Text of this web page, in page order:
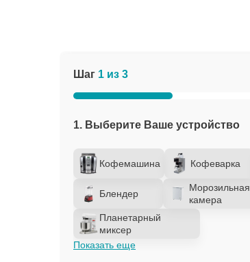
Шаг 1 из 3
1. Выберите Ваше устройство
Кофемашина Кофеварка
Блендер
Морозильная
камера
Планетарный
миксер
Показать еще